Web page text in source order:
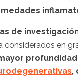
de
considerados en
profundidad
,